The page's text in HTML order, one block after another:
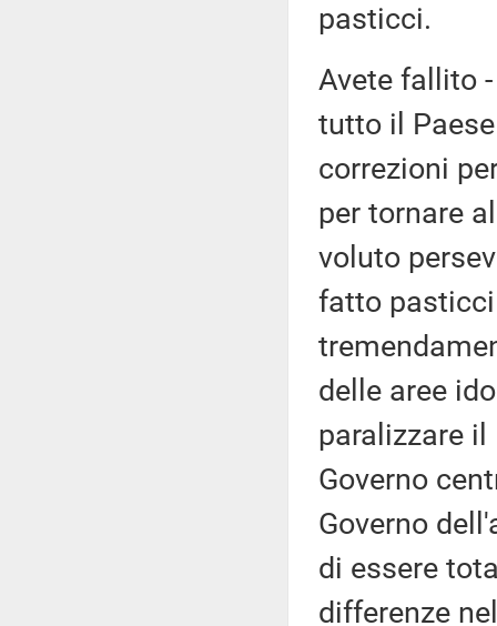
pasticci.
Avete fallito
tutto il
correzioni
per tornare
voluto
fatto
delle aree
paralizzare
Governo
Governo
di essere
differenze